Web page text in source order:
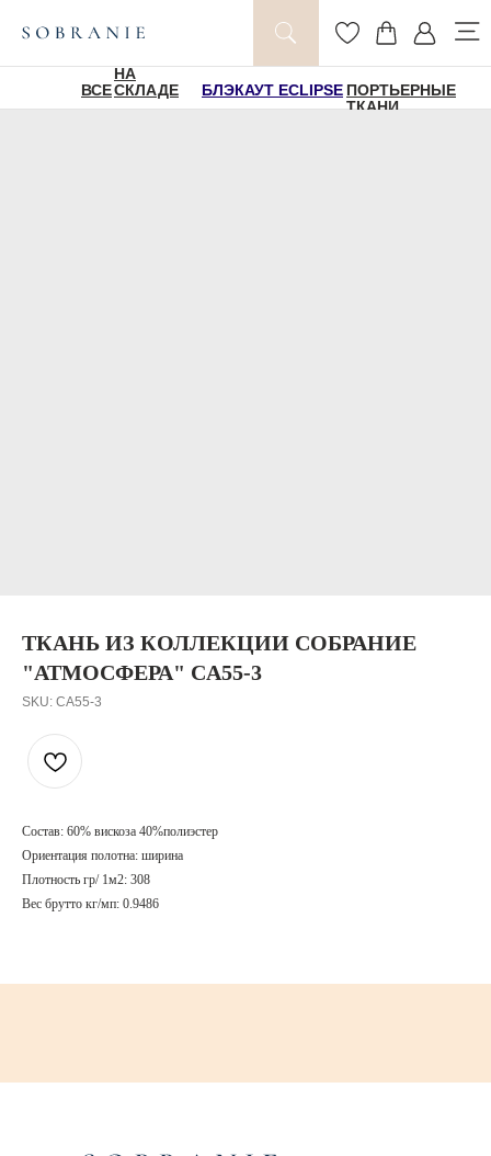
ВСЕ
НА
СКЛАДЕ
БЛЭКАУТ ECLIPSE ПОРТЬЕРНЫЕ
ТКАНИ
ТКАНЬ ИЗ КОЛЛЕКЦИИ СОБРАНИЕ
"АТМОСФЕРА" CA55-3
SKU: CA55-3
Состав: 60% вискоза 40%полиэстер
Ориентация полотна: ширина
Плотность гр/ 1м2: 308
Вес брутто кг/мп: 0.9486